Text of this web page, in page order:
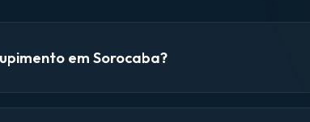
em Sorocaba?